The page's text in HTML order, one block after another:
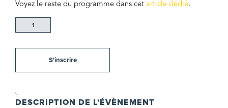
Voyez le reste du programme dans cet article dédié.
quantité
de
journées)
financières
de
S'inscrire
DESCRIPTION DE L'ÉVÈNEMENT